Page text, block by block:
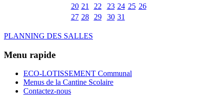
20 21 22 23 24 25 26
27 28 29 30 31
PLANNING DES SALLES
Menu rapide
ECO-LOTISSEMENT Communal
Menus de la Cantine Scolaire
Contactez-nous